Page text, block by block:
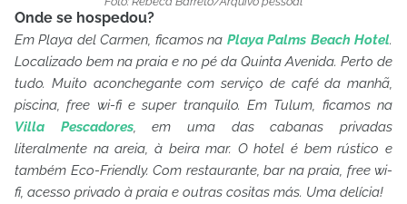
Onde se hospedou?
Em Playa del Carmen, ficamos na Playa Palms Beach Hotel.
Localizado bem na praia e no pé da Quinta Avenida. Perto de
tudo. Muito aconchegante com serviço de café da manhã,
piscina, free wi-fi e super tranquilo. Em Tulum, ficamos na
Villa Pescadores, em uma das cabanas privadas
literalmente na areia, à beira mar. O hotel é bem rústico e
também Eco-Friendly. Com restaurante, bar na praia, free wi-
fi, acesso privado à praia e outras cositas más. Uma delícia!